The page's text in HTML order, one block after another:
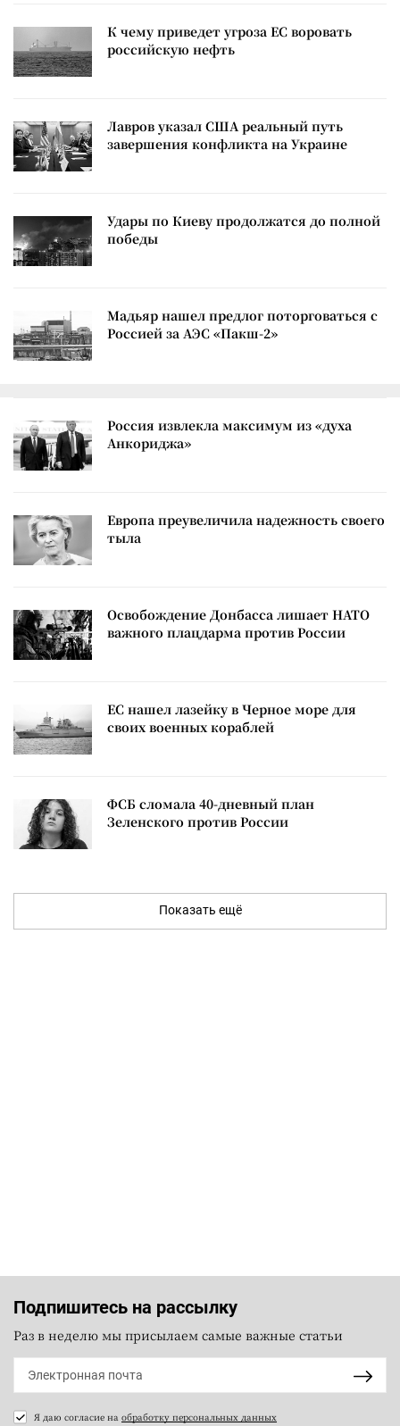
К чему приведет угроза ЕС воровать
российскую нефть
Лавров указал США реальный путь
завершения конфликта на Украине
Удары по Киеву продолжатся до полной
победы
Мадьяр нашел предлог поторговаться с
Россией за АЭС «Пакш-2»
Россия извлекла максимум из «духа
Анкориджа»
Европа преувеличила надежность своего
тыла
Освобождение Донбасса лишает НАТО
важного плацдарма против России
ЕС нашел лазейку в Черное море для
своих военных кораблей
ФСБ сломала 40-дневный план
Зеленского против России
Показать ещё
Подпишитесь на рассылку
Раз в неделю мы присылаем самые важные статьи
Я даю согласие на обработку персональных данных